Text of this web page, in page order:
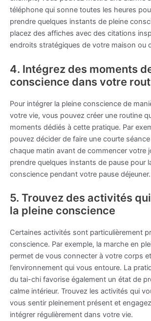
téléphone qui sonne toutes les heures
prendre quelques instants de pleine
placez des affiches avec des citations
endroits stratégiques de votre maison ou
4. Intégrez des moments
conscience dans votre
Pour intégrer la pleine conscience de
votre vie, vous pouvez créer une routine
moments dédiés à cette pratique. Par
pouvez décider de faire une courte
chaque matin avant de commencer votre
prendre quelques instants de pause pour
conscience pendant votre pause déjeuner.
5. Trouvez des activités
la pleine conscience
Certaines activités sont particulièrement
conscience. Par exemple, la marche en
permet de vous connecter à votre corps
l’environnement qui vous entoure. La
du tai-chi favorise également un état de
calme intérieur. Trouvez les activités qui
vous sentir pleinement présent et
intégrer régulièrement dans votre vie.